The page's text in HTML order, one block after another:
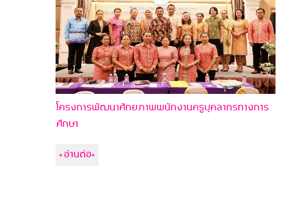
โครงการพัฒนาศักยภาพพนักงานครูบุคลากรทางการ
ศึกษา
+อ่านต่อ+